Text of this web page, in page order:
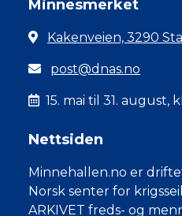
Minnesmerket
Kakenveien, 3290
post@dnas.no
15. mai til 31. august,
Nettsiden
Minnehallen.no er
Norsk senter for
ARKIVET freds- og